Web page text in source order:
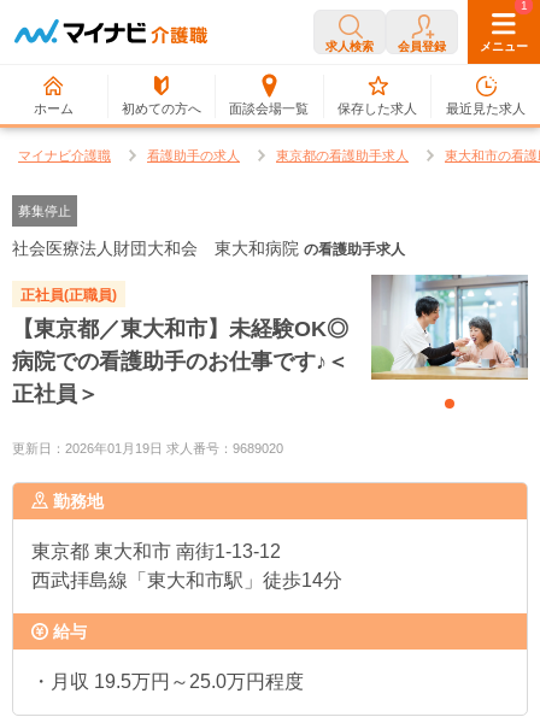
求人検索 会員登録 メニュー
ホーム 初めての方へ 面談会場一覧
0
保存した求人
1
最近見た求人
マイナビ介護職 看護助手の求人 東京都の看護助手求人 東大和市の看
募集停止
社会医療法人財団大和会 東大和病院 の看護助手求人
正社員(正職員)
【東京都／東大和市】未経験OK◎
病院での看護助手のお仕事です♪＜
正社員＞
更新日：2026年01月19日 求人番号：9689020
勤務地
東京都 東大和市 南街1-13-12
西武拝島線「東大和市駅」徒歩14分
給与
・月収 19.5万円～25.0万円程度